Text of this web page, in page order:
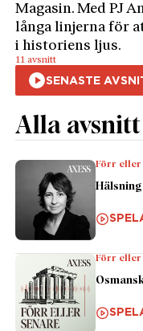
Magasin. Med PJ
långa linjerna för
i historiens ljus.
11 avsnitt
Alla avsnitt
Förr eller
Förr eller